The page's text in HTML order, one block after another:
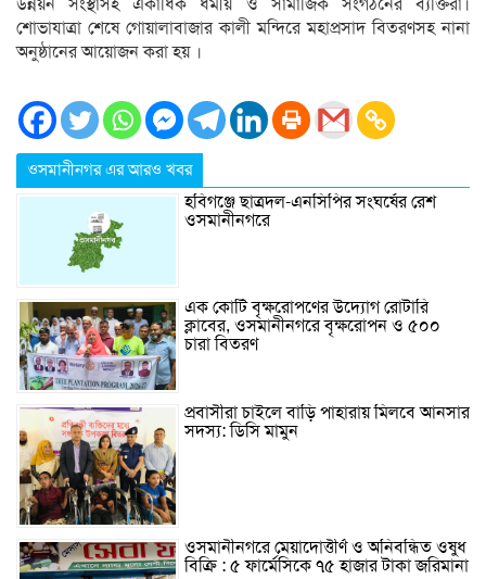
শোভাযাত্রা শেষে গোয়ালাবাজার কালী মন্দিরে মহাপ্রসাদ বিতরণসহ নানা
অনুষ্ঠানের আয়োজন করা হয় ।
ওসমানীনগর এর আরও খবর
হবিগঞ্জে ছাত্রদল-এনসিপির সংঘর্ষের রেশ
ওসমানীনগরে
এক কোটি বৃক্ষরোপণের উদ্যোগ রোটারি
ক্লাবের, ওসমানীনগরে বৃক্ষরোপন ও ৫০০
চারা বিতরণ
প্রবাসীরা চাইলে বাড়ি পাহারায় মিলবে আনসার
সদস্য: ডিসি মামুন
ওসমানীনগরে মেয়াদোত্তীর্ণ ও অনিবন্ধিত ওষুধ
বিক্রি : ৫ ফার্মেসিকে ৭৫ হাজার টাকা জরিমানা